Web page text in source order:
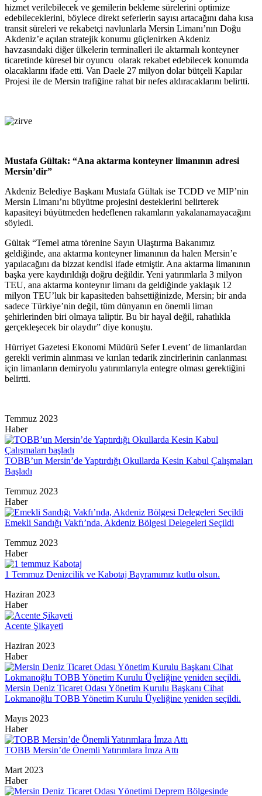
hizmet verilebilecek ve gemilerin bekleme sürelerini optimize
edebileceklerini, böylece direkt seferlerin sayısı artacağını daha kısa
transit süreleri ve rekabetçi navlunlarla Mersin Limanı’nın Doğu
Akdeniz’e açılan stratejik konumu güçlenirken Akdeniz
havzasındaki diğer ülkelerin terminalleri ile aktarmalı konteyner
ticaretinde küresel bir oyuncu olarak rekabet edebilecek konumda
olacaklarını ifade etti. Van Daele 27 milyon dolar bütçeli Kapılar
Projesi ile de Mersin trafiğine rahat bir nefes aldıracaklarını belirtti.
Mustafa Gültak: “Ana aktarma konteyner limanının adresi
Mersin’dir”
Akdeniz Belediye Başkanı Mustafa Gültak ise TCDD ve MIP’nin
Mersin Limanı’nı büyütme projesini desteklerini belirterek
kapasiteyi büyütmeden hedeflenen rakamların yakalanamayacağını
söyledi.
Gültak “Temel atma törenine Sayın Ulaştırma Bakanımız
geldiğinde, ana aktarma konteyner limanının da halen Mersin’e
yapılacağını da bizzat kendisi ifade etmiştir. Ana aktarma limanının
başka yere kaydırıldığı doğru değildir. Yeni yatırımlarla 3 milyon
TEU, ana aktarma konteynır limanı da geldiğinde yaklaşık 12
milyon TEU’luk bir kapasiteden bahsettiğinizde, Mersin; bir anda
sadece Türkiye’nin değil, tüm dünyanın en önemli liman
şehirlerinden biri olmaya taliptir. Bu bir hayal değil, rahatlıkla
gerçekleşecek bir olaydır” diye konuştu.
Hürriyet Gazetesi Ekonomi Müdürü Sefer Levent’ de limanlardan
gerekli verimin alınması ve kırılan tedarik zincirlerinin canlanması
için limanların demiryolu yatırımlarıyla entegre olması gerektiğini
belirtti.
Temmuz 2023
Haber
TOBB’un Mersin’de Yaptırdığı Okullarda Kesin Kabul Çalışmaları
Başladı
Temmuz 2023
Haber
Emekli Sandığı Vakfı’nda, Akdeniz Bölgesi Delegeleri Seçildi
Temmuz 2023
Haber
1 Temmuz Denizcilik ve Kabotaj Bayramımız kutlu olsun.
Haziran 2023
Haber
Acente Şikayeti
Haziran 2023
Haber
Mersin Deniz Ticaret Odası Yönetim Kurulu Başkanı Cihat
Lokmanoğlu TOBB Yönetim Kurulu Üyeliğine yeniden seçildi.
Mayıs 2023
Haber
TOBB Mersin’de Önemli Yatırımlara İmza Attı
Mart 2023
Haber